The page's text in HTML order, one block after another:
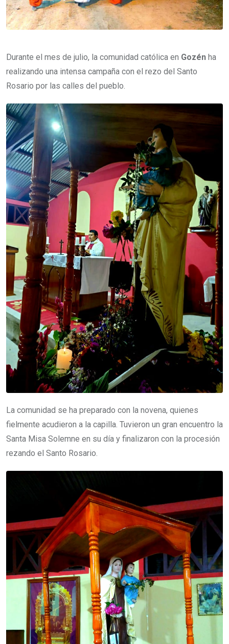
Durante el mes de julio, la comunidad católica en Gozén ha
realizando una intensa campaña con el rezo del Santo
Rosario por las calles del pueblo.
La comunidad se ha preparado con la novena, quienes
fielmente acudieron a la capilla. Tuvieron un gran encuentro la
Santa Misa Solemne en su día y finalizaron con la procesión
rezando el Santo Rosario.